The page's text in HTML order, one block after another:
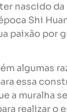
nascido
Shi
paixão por
algumas
essa
a muralha
realizar o